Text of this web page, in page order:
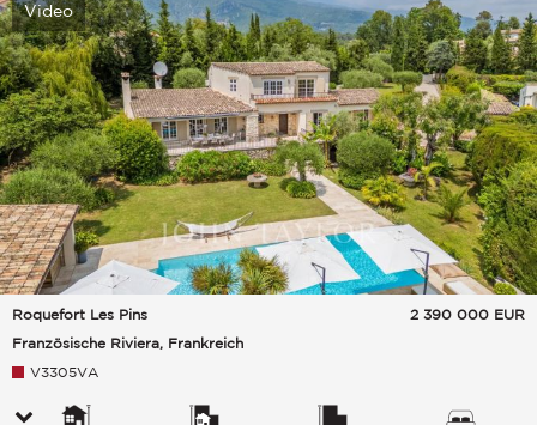
Video
Roquefort Les Pins
Französische Riviera, Frankreich
2 390 000 EUR
V3305VA